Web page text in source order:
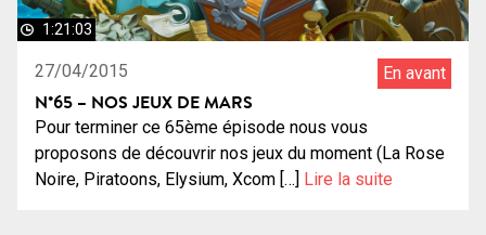
1:21:03
27/04/2015 En avant
N°65 – NOS JEUX DE MARS
Pour terminer ce 65ème épisode nous vous
proposons de découvrir nos jeux du moment (La Rose
Noire, Piratoons, Elysium, Xcom […] Lire la suite